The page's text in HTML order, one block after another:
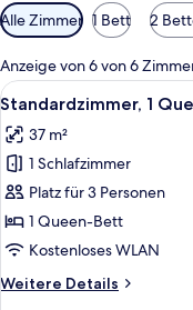
Verfügbare
Filter
für
Zimmer
Alle Zimmer 1 Bett 2
Anzeige von 6 von 6
Alle
Fotos
für
Standardzimmer,
1
Queen-
Bett
Elevator)
5
Standardzimmer, 1
37 m²
1 Schlafzimmer
Platz für 3 Personen
1 Queen-Bett
Kostenloses WLAN
Weitere Details
Weitere